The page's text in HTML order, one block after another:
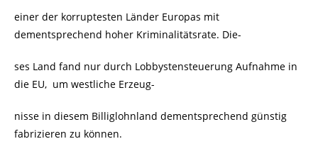
einer der korruptesten Länder Europas mit
dementsprechend hoher Kriminalitätsrate. Die-
ses Land fand nur durch Lobbystensteuerung Aufnahme in
die EU, um westliche Erzeug-
nisse in diesem Billiglohnland dementsprechend günstig
fabrizieren zu können.